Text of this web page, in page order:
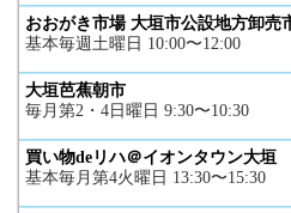
おおがき市場 大垣市公設地方卸売
基本毎週土曜日 10:00〜12:00
大垣芭蕉朝市
毎月第2・4日曜日 9:30〜10:30
買い物deリハ＠イオンタウン大垣
基本毎月第4火曜日 13:30〜15:30